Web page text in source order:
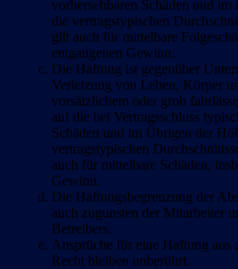
vorhersehbaren Schäden und
die vertragstypischen
gilt auch für mittelbare
entgangenen Gewinn.
Die Haftung ist gegenüber
Verletzung von Leben, Körper
vorsätzlichem oder grob
auf die bei Vertragsschluss
Schäden und im Übrigen der
vertragstypischen
auch für mittelbare Schäden,
Gewinn.
Die Haftungsbegrenzung der
auch zugunsten der Mitarbeiter
Betreibers.
Ansprüche für eine Haftung aus
Recht bleiben unberührt.